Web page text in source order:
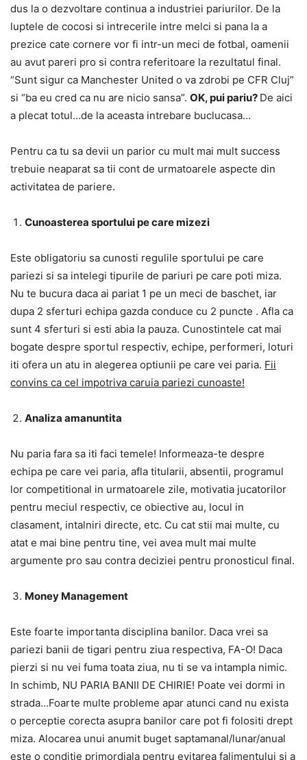
dus la o dezvoltare continua a industriei pariurilor. De la
luptele de cocosi si intrecerile intre melci si pana la a
prezice cate cornere vor fi intr-un meci de fotbal, oamenii
au avut pareri pro si contra referitoare la rezultatul final.
“Sunt sigur ca Manchester United o va zdrobi pe CFR Cluj”
si “ba eu cred ca nu are nicio sansa”. OK, pui pariu? De aici
a plecat totul…de la aceasta intrebare buclucasa…
Pentru ca tu sa devii un parior cu mult mai mult success
trebuie neaparat sa tii cont de urmatoarele aspecte din
activitatea de pariere.
Cunoasterea sportului pe care mizezi
Este obligatoriu sa cunosti regulile sportului pe care
pariezi si sa intelegi tipurile de pariuri pe care poti miza.
Nu te bucura daca ai pariat 1 pe un meci de baschet, iar
dupa 2 sferturi echipa gazda conduce cu 2 puncte . Afla ca
sunt 4 sferturi si esti abia la pauza. Cunostintele cat mai
bogate despre sportul respectiv, echipe, performeri, loturi
iti ofera un atu in alegerea optiunii pe care vei paria. Fii
convins ca cel impotriva caruia pariezi cunoaste!
Analiza amanuntita
Nu paria fara sa iti faci temele! Informeaza-te despre
echipa pe care vei paria, afla titularii, absentii, programul
lor competitional in urmatoarele zile, motivatia jucatorilor
pentru meciul respectiv, ce obiective au, locul in
clasament, intalniri directe, etc. Cu cat stii mai multe, cu
atat e mai bine pentru tine, vei avea mult mai multe
argumente pro sau contra deciziei pentru pronosticul final.
Money Management
Este foarte importanta disciplina banilor. Daca vrei sa
pariezi banii de tigari pentru ziua respectiva, FA-O! Daca
pierzi si nu vei fuma toata ziua, nu ti se va intampla nimic.
In schimb, NU PARIA BANII DE CHIRIE! Poate vei dormi in
strada…Foarte multe probleme apar atunci cand nu exista
o perceptie corecta asupra banilor care pot fi folositi drept
miza. Alocarea unui anumit buget saptamanal/lunar/anual
este o conditie primordiala pentru evitarea falimentului si a